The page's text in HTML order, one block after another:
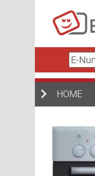
E-
Nummern
des
oder
HOME